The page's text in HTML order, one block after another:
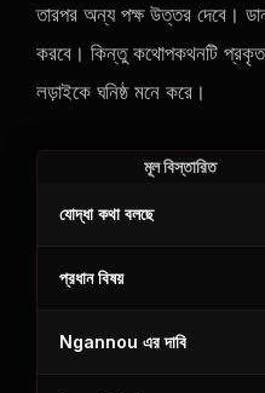
তারপর অন্য পক্ষ উত্তর দেবে।
করবে। কিন্তু কথোপকথনটি প্রকৃত
লড়াইকে ঘনিষ্ঠ মনে করে।
মূল বিস্তারিত
যোদ্ধা কথা বলছে
প্রধান বিষয়
Ngannou এর দাবি